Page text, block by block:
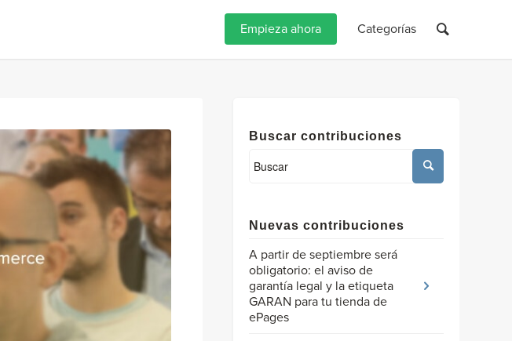
Empieza ahora Categorías
Buscar contribuciones
Nuevas contribuciones
A partir de septiembre será
obligatorio: el aviso de
garantía legal y la etiqueta
GARAN para tu tienda de
ePages